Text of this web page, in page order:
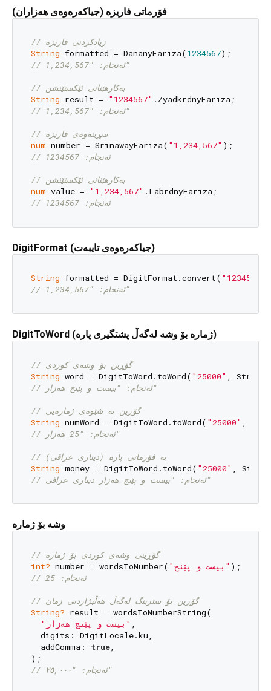
فۆرماتی فاریزە (جیاکەرەوەی هەزاران)
// زیادکردنی فاریزە
String formatted = DananyFariza(1234567
// ئەنجام: "1,234,567"
// بەکارهێنانی ئێکستێنشن
String result = "1234567"
// ئەنجام: "1,234,567"
// سڕینەوەی فاریزە
num number = SrinawayFariza( "1,234,567"
// ئەنجام: 1234567
// بەکارهێنانی ئێکستێنشن
num value = "1,234,567"
// ئەنجام: 1234567
DigitFormat (جیاکەرەوەی تایبەت)
String formatted = DigitFormat.convert( "1234567"
// ئەنجام: "1,234,567"
DigitToWord (ژمارە بۆ وشە لەگەڵ پشتگیری پارە)
// گۆڕین بۆ وشەی کوردی
String word = DigitToWord.toWord( "25000"
// ئەنجام: "بیست و پێنج هەزار"
// گۆڕین بە شێوەی ژمارەیی
String numWord = DigitToWord.toWord( "25000"
// ئەنجام: "25 هەزار"
// بە فۆرماتی پارە (دیناری عراقی)
String money = DigitToWord.toWord( "25000"
,
// ئەنجام: "بیست و پێنج هەزار دیناری عراقی"
وشە بۆ ژمارە
// گۆڕینی وشەی کوردی بۆ ژمارە
int? number = wordsToNumber( "بیست و پێنج"
// ئەنجام: 25
// گۆڕین بۆ سترینگ لەگەڵ هەڵبژاردنی زمان
String? result = wordsToNumberString(
"بیست و پێنج هەزار" ,
  digits: DigitLocale.ku,
  addComma:
true,
// ئەنجام: "٢٥,٠٠٠"